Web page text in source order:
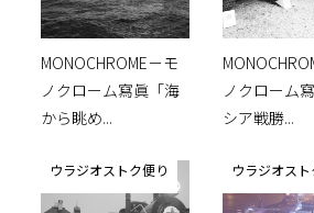
MONOCHROME－モ
ノクローム寫眞「海
から眺め...
ノクローム
シア戦勝...
ウラジオストク便り ウラジオスト